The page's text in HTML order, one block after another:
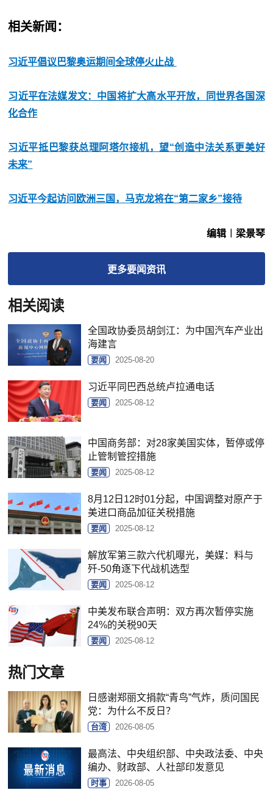
相关新闻：
习近平倡议巴黎奥运期间全球停火止战
习近平在法媒发文：中国将扩大高水平开放，同世界各国深
化合作
习近平抵巴黎获总理阿塔尔接机，望“创造中法关系更美好
未来”
习近平今起访问欧洲三国，马克龙将在“第二家乡”接待
编辑︱梁景琴
更多要闻资讯
相关阅读
全国政协委员胡剑江：为中国汽车产业出
海建言
要闻 2025-08-20
习近平同巴西总统卢拉通电话
要闻 2025-08-12
中国商务部：对28家美国实体，暂停或停
止管制管控措施
要闻 2025-08-12
8月12日12时01分起，中国调整对原产于
美进口商品加征关税措施
要闻 2025-08-12
解放军第三款六代机曝光，美媒：料与
歼-50角逐下代战机选型
要闻 2025-08-12
中美发布联合声明：双方再次暂停实施
24%的关税90天
要闻 2025-08-12
热门文章
日感谢郑丽文捐款“青鸟”气炸，质问国民
党：为什么不反日？
台湾 2026-08-05
最高法、中央组织部、中央政法委、中央
编办、财政部、人社部印发意见
时事 2026-08-05